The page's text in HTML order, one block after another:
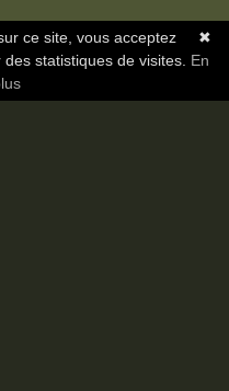
✖
ce site, vous acceptez
statistiques de visites. En